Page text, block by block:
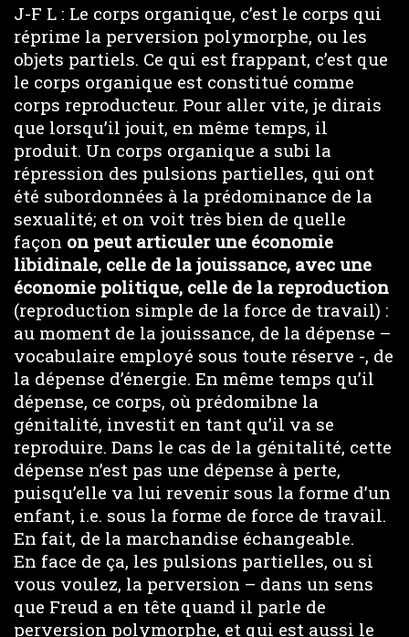
J-F L : Le corps organique, c’est le corps qui
réprime la perversion polymorphe, ou les
objets partiels. Ce qui est frappant, c’est que
le corps organique est constitué comme
corps reproducteur. Pour aller vite, je dirais
que lorsqu’il jouit, en même temps, il
produit. Un corps organique a subi la
répression des pulsions partielles, qui ont
été subordonnées à la prédominance de la
sexualité; et on voit très bien de quelle
façon on peut articuler une économie
libidinale, celle de la jouissance, avec une
économie politique, celle de la reproduction
(reproduction simple de la force de travail) :
au moment de la jouissance, de la dépense –
vocabulaire employé sous toute réserve -, de
la dépense d’énergie. En même temps qu’il
dépense, ce corps, où prédomibne la
génitalité, investit en tant qu’il va se
reproduire. Dans le cas de la génitalité, cette
dépense n’est pas une dépense à perte,
puisqu’elle va lui revenir sous la forme d’un
enfant, i.e. sous la forme de force de travail.
En fait, de la marchandise échangeable.
En face de ça, les pulsions partielles, ou si
vous voulez, la perversion – dans un sens
que Freud a en tête quand il parle de
perversion polymorphe, et qui est aussi le